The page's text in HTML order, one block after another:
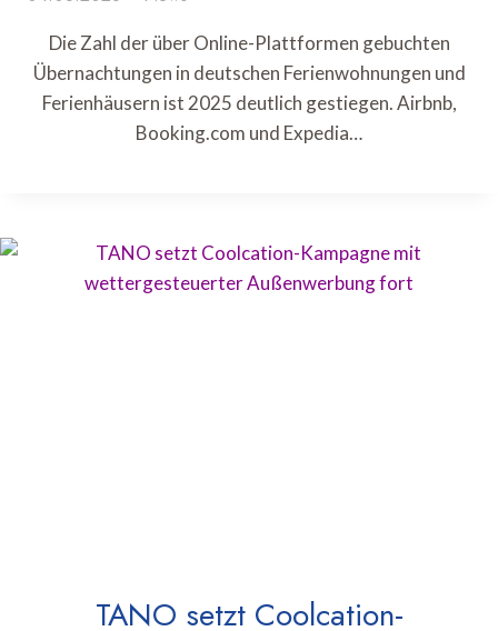
Die Zahl der über Online-Plattformen gebuchten
Übernachtungen in deutschen Ferienwohnungen und
Ferienhäusern ist 2025 deutlich gestiegen. Airbnb,
Booking.com und Expedia…
TANO setzt Coolcation-